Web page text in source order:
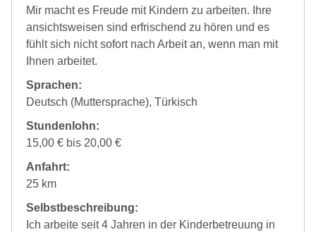
Mir macht es Freude mit Kindern zu arbeiten. Ihre
ansichtsweisen sind erfrischend zu hören und es
fühlt sich nicht sofort nach Arbeit an, wenn man mit
Ihnen arbeitet.
Sprachen:
Deutsch (Muttersprache), Türkisch
Stundenlohn:
15,00 € bis 20,00 €
Anfahrt:
25 km
Selbstbeschreibung:
Ich arbeite seit 4 Jahren in der Kinderbetreuung in